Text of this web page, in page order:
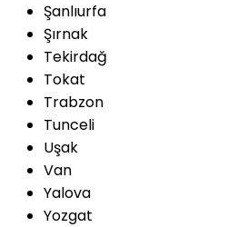
Şanlıurfa
Şırnak
Tekirdağ
Tokat
Trabzon
Tunceli
Uşak
Van
Yalova
Yozgat